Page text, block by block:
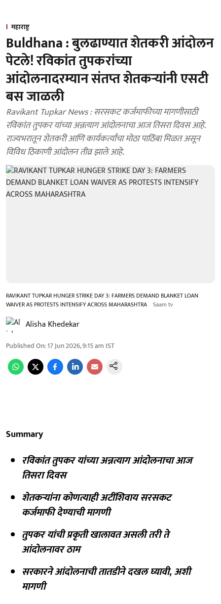
महाराष्ट्र
Buldhana : बुलढाण्यात शेतकरी आंदोलन
पेटले! रविकांत तुपकरांच्या
आंदोलनादरम्यान संतप्त शेतकऱ्यांनी एसटी
बस जाळली
Ravikant Tupkar News : सरसकट कर्जमाफीच्या मागणीसाठी
रविकांत तुपकर यांच्या अन्नत्याग आंदोलनाचा आज तिसरा दिवस आहे.
राज्यभरातून शेतकरी आणि कार्यकर्त्यांचा मोठा पाठिंबा मिळत असून
विविध ठिकाणी आंदोलन तीव्र झाले आहे.
RAVIKANT TUPKAR HUNGER STRIKE DAY 3: FARMERS DEMAND BLANKET LOAN
WAIVER AS PROTESTS INTENSIFY ACROSS MAHARASHTRA Saam tv
Alisha Khedekar
Published On:17 Jun 2026, 9:15 am IST
Summary
रविकांत तुपकर यांच्या अन्नत्याग आंदोलनाचा आज
तिसरा दिवस
शेतकऱ्यांना कोणत्याही अटींशिवाय सरसकट
कर्जमाफी देण्याची मागणी
तुपकर यांची प्रकृती खालावत असली तरी ते
आंदोलनावर ठाम
सरकारने आंदोलनाची तातडीने दखल घ्यावी, अशी
मागणी